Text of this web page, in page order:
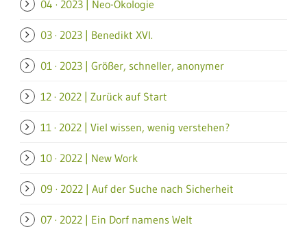
04 · 2023 | Neo-Ökologie
03 · 2023 | Benedikt XVI.
01 · 2023 | Größer, schneller, anonymer
12 · 2022 | Zurück auf Start
11 · 2022 | Viel wissen, wenig verstehen?
10 · 2022 | New Work
09 · 2022 | Auf der Suche nach Sicherheit
07 · 2022 | Ein Dorf namens Welt